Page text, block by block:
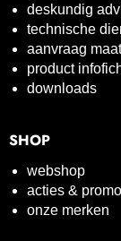
deskundig
technische
aanvraag
product
downloads
SHOP
webshop
acties &
onze merken